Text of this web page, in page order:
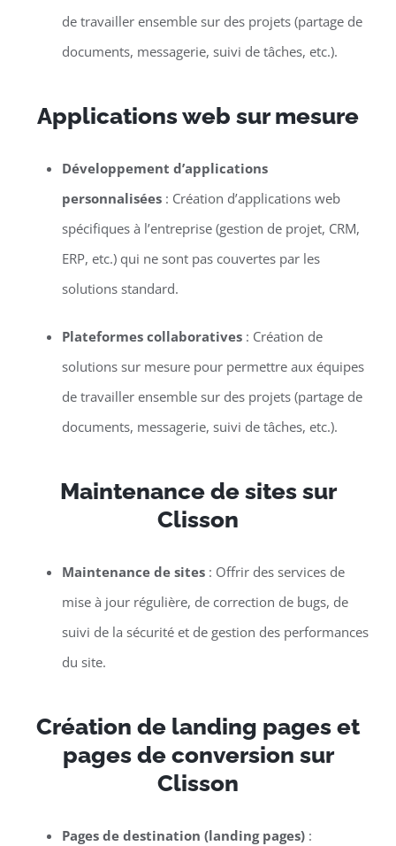
de travailler ensemble sur des projets (partage de
documents, messagerie, suivi de tâches, etc.).
Applications web sur mesure
Développement d’applications
personnalisées: Création d’applications web
spécifiques à l’entreprise (gestion de projet, CRM,
ERP, etc.) qui ne sont pas couvertes par les
solutions standard.
Plateformes collaboratives: Création de
solutions sur mesure pour permettre aux équipes
de travailler ensemble sur des projets (partage de
documents, messagerie, suivi de tâches, etc.).
Maintenance de sites sur
Clisson
Maintenance de sites: Offrir des services de
mise à jour régulière, de correction de bugs, de
suivi de la sécurité et de gestion des performances
du site.
Création de landing pages et
pages de conversion sur
Clisson
Pages de destination (landing pages):